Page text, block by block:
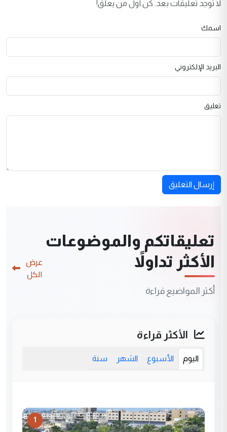
لا توجد تعليقات بعد. كن أول من يعلق!
اسمك
البريد الإلكتروني
تعليق
إرسال التعليق
تعليقاتكم والموضوعات
الأكثر تداولاً
أكثر المواضيع قراءة
عرض
الكل
الأكثر قراءة
اليوم الأسبوع الشهر سنة
1